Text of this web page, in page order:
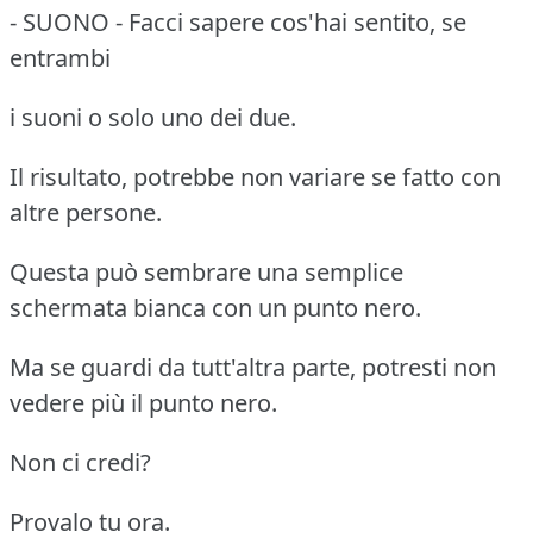
- SUONO - Facci sapere cos'hai sentito, se
entrambi
i suoni o solo uno dei due.
Il risultato, potrebbe non variare se fatto con
altre persone.
Questa può sembrare una semplice
schermata bianca con un punto nero.
Ma se guardi da tutt'altra parte, potresti non
vedere più il punto nero.
Non ci credi?
Provalo tu ora.